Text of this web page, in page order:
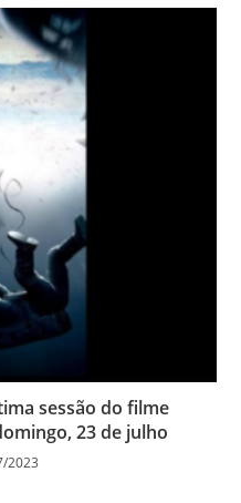
sessão do filme
23 de julho
2023